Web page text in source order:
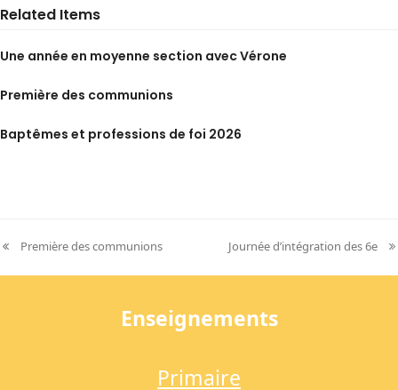
Related Items
Une année en moyenne section avec Vérone
Première des communions
Baptêmes et professions de foi 2026
previous
post:
Première des communions
next
post:
Journée d’intégration des 6e
Enseignements
Primaire